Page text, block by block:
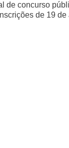
de concurso
de 19